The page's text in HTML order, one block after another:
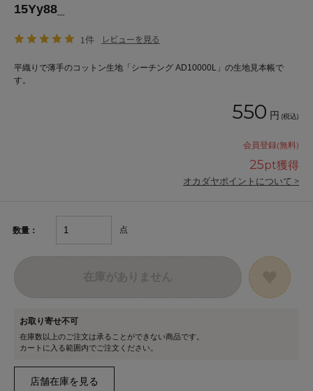
15Yy88_
1件 レビューを見る
平織りで薄手のコットン生地「シーチング AD10000L」の生地見本帳で
す。
550 円 (税込)
会員登録(無料)
25pt獲得
オカダヤポイントについて >
数量： 点
お取り寄せ不可
在庫数以上のご注文は承ることができない商品です。
カートに入る範囲内でご注文ください。